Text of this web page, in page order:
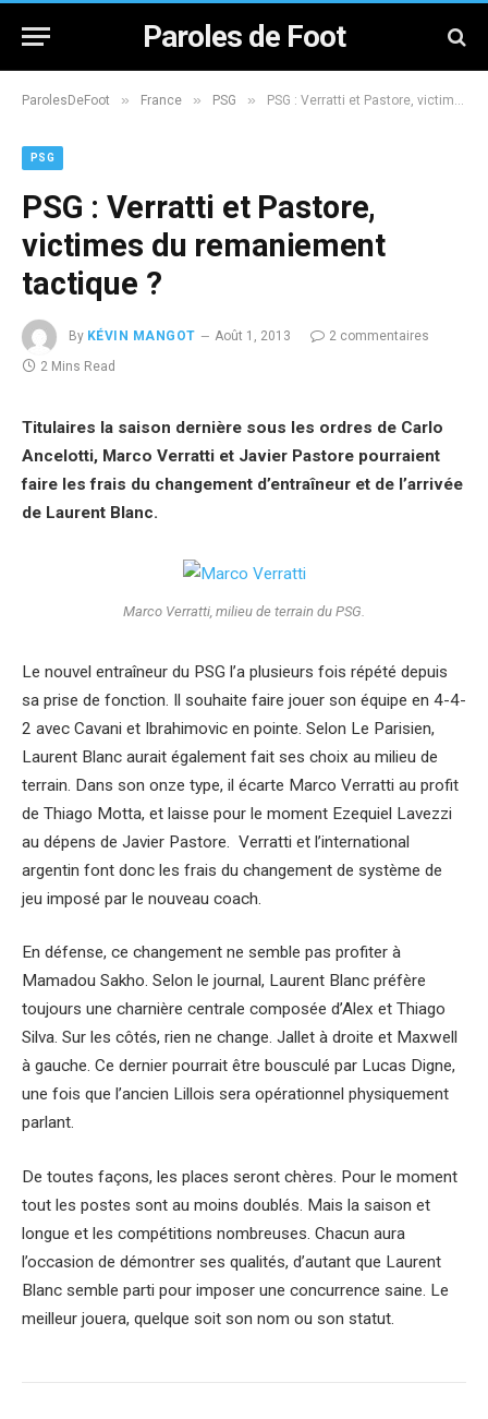
Paroles de Foot
ParolesDeFoot » France » PSG » PSG : Verratti et Pastore, victimes du remaniement tactique ?
PSG
PSG : Verratti et Pastore,
victimes du remaniement
tactique ?
By KÉVIN MANGOT Août 1, 2013
2 commentaires
2 Mins Read
Titulaires la saison dernière sous les ordres de Carlo
Ancelotti, Marco Verratti et Javier Pastore pourraient
faire les frais du changement d’entraîneur et de l’arrivée
de Laurent Blanc.
Marco Verratti, milieu de terrain du PSG.
Le nouvel entraîneur du PSG l’a plusieurs fois répété depuis
sa prise de fonction. Il souhaite faire jouer son équipe en 4-4-
2 avec Cavani et Ibrahimovic en pointe. Selon Le Parisien,
Laurent Blanc aurait également fait ses choix au milieu de
terrain. Dans son onze type, il écarte Marco Verratti au profit
de Thiago Motta, et laisse pour le moment Ezequiel Lavezzi
au dépens de Javier Pastore. Verratti et l’international
argentin font donc les frais du changement de système de
jeu imposé par le nouveau coach.
En défense, ce changement ne semble pas profiter à
Mamadou Sakho. Selon le journal, Laurent Blanc préfère
toujours une charnière centrale composée d’Alex et Thiago
Silva. Sur les côtés, rien ne change. Jallet à droite et Maxwell
à gauche. Ce dernier pourrait être bousculé par Lucas Digne,
une fois que l’ancien Lillois sera opérationnel physiquement
parlant.
De toutes façons, les places seront chères. Pour le moment
tout les postes sont au moins doublés. Mais la saison et
longue et les compétitions nombreuses. Chacun aura
l’occasion de démontrer ses qualités, d’autant que Laurent
Blanc semble parti pour imposer une concurrence saine. Le
meilleur jouera, quelque soit son nom ou son statut.